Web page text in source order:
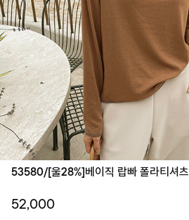
53580/[울28%]베이직 랍빠 폴라티셔츠
52,000